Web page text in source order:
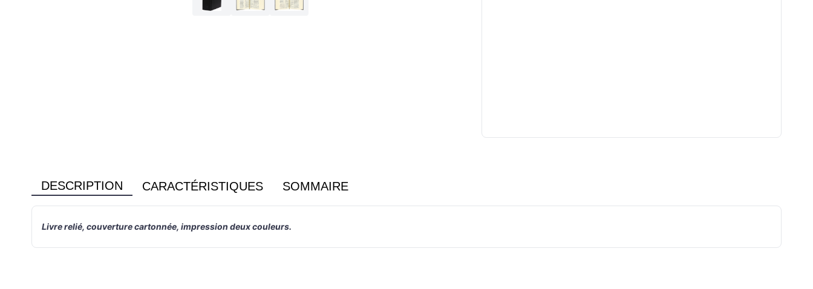
DESCRIPTION CARACTÉRISTIQUES SOMMAIRE
Livre relié, couverture cartonnée, impression deux couleurs.